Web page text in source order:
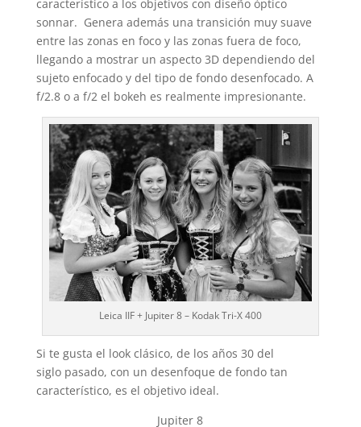
característico a los objetivos con diseño óptico
sonnar. Genera además una transición muy suave
entre las zonas en foco y las zonas fuera de foco,
llegando a mostrar un aspecto 3D dependiendo del
sujeto enfocado y del tipo de fondo desenfocado. A
f/2.8 o a f/2 el bokeh es realmente impresionante.
Leica IIF + Jupiter 8 – Kodak Tri-X 400
Si te gusta el look clásico, de los años 30 del
siglo pasado, con un desenfoque de fondo tan
característico, es el objetivo ideal.
Jupiter 8